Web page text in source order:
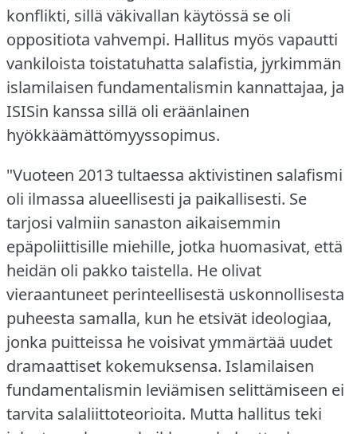
konflikti, sillä väkivallan käytössä se oli
oppositiota vahvempi. Hallitus myös vapautti
vankiloista toistatuhatta salafistia, jyrkimmän
islamilaisen fundamentalismin kannattajaa, ja
ISISin kanssa sillä oli eräänlainen
hyökkäämättömyyssopimus.
"Vuoteen 2013 tultaessa aktivistinen salafismi
oli ilmassa alueellisesti ja paikallisesti. Se
tarjosi valmiin sanaston aikaisemmin
epäpoliittisille miehille, jotka huomasivat, että
heidän oli pakko taistella. He olivat
vieraantuneet perinteellisestä uskonnollisesta
puheesta samalla, kun he etsivät ideologiaa,
jonka puitteissa he voisivat ymmärtää uudet
dramaattiset kokemuksensa. Islamilaisen
fundamentalismin leviämisen selittämiseen ei
tarvita salaliittoteorioita. Mutta hallitus teki